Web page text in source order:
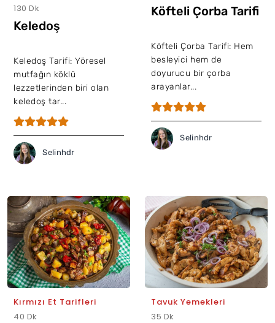
130 Dk
Keledoş
Keledoş Tarifi: Yöresel
mutfağın köklü
lezzetlerinden biri olan
keledoş tar...
Selinhdr
Köfteli Çorba Tarifi
Köfteli Çorba Tarifi: Hem
besleyici hem de
doyurucu bir çorba
arayanlar...
Selinhdr
Kırmızı Et Tarifleri
40 Dk
Tavuk Yemekleri
35 Dk